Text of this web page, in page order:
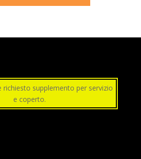
richiesto supplemento per servizio
e coperto.